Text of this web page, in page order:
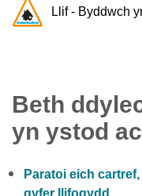
Llif - Byddwch
Beth
yn ystod
Paratoi eich
gyfer llifogydd